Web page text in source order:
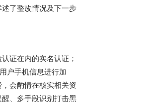
了整改情况及下一步
证在内的实名认证；
户手机信息进行加
会酌情在核实相关资
、多手段识别打击黑